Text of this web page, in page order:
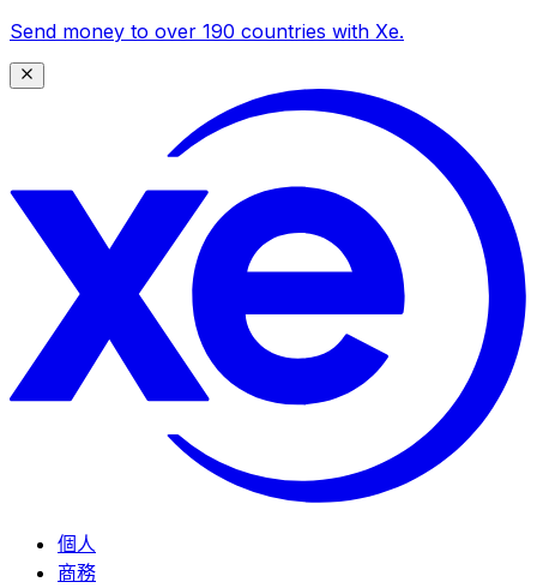
Send money to over 190 countries with Xe.
個人
商務